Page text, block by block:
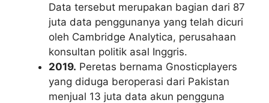
Data tersebut merupakan bagian dari 87
juta data penggunanya yang telah dicuri
oleh Cambridge Analytica, perusahaan
konsultan politik asal Inggris.
2019. Peretas bernama Gnosticplayers
yang diduga beroperasi dari Pakistan
menjual 13 juta data akun pengguna